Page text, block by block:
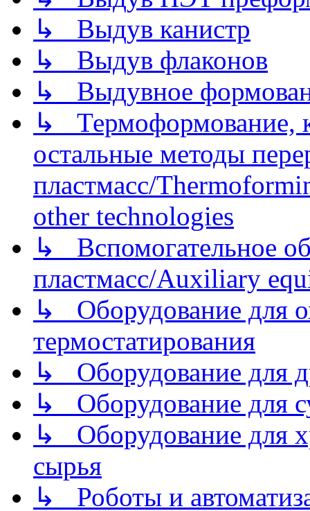
↳ Выдув канистр
↳ Выдув флаконов
↳ Выдувное
↳ Термоформование,
остальные методы
пластмасс/
other technologies
↳ Вспомогательное
пластмасс/Auxiliary
↳ Оборудование для
термостатирования
↳ Оборудование для
↳ Оборудование для
↳ Оборудование для
сырья
↳ Роботы и